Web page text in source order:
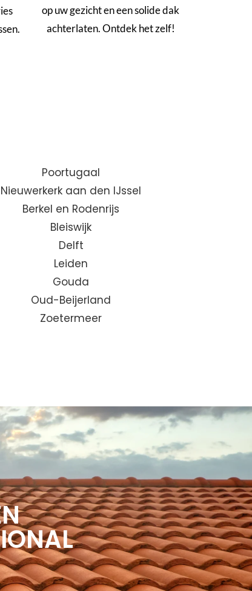
op uw gezicht en een solide dak
achterlaten. Ontdek het zelf!
Poortugaal
Nieuwerkerk aan den IJssel
Berkel en Rodenrijs
Bleiswijk
Delft
Leiden
Gouda
Oud-Beijerland
Zoetermeer